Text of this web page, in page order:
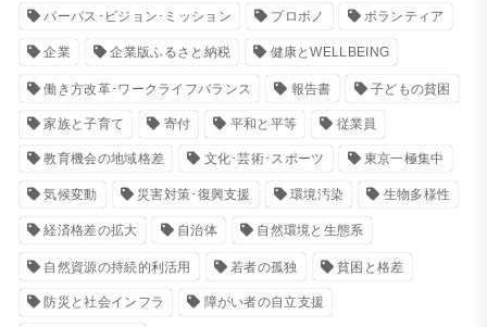
パーパス･ビジョン･ミッション プロボノ ボランティア
企業 企業版ふるさと納税 健康とWELLBEING
働き方改革･ワークライフバランス 報告書 子どもの貧困
家族と子育て 寄付 平和と平等 従業員
教育機会の地域格差 文化･芸術･スポーツ 東京一極集中
気候変動 災害対策･復興支援 環境汚染 生物多様性
経済格差の拡大 自治体 自然環境と生態系
自然資源の持続的利活用 若者の孤独 貧困と格差
防災と社会インフラ 障がい者の自立支援